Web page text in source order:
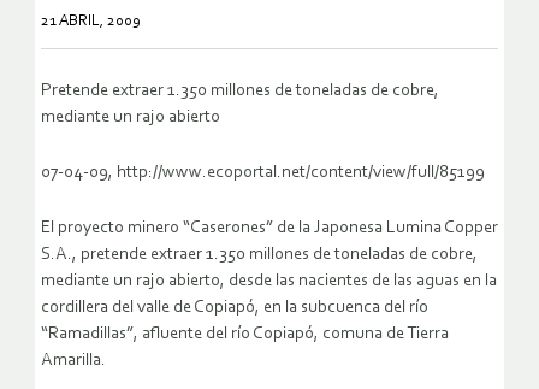
21 ABRIL, 2009
Pretende extraer 1.350 millones de toneladas de cobre,
mediante un rajo abierto
07-04-09, http://www.ecoportal.net/content/view/full/85199
El proyecto minero “Caserones” de la Japonesa Lumina Copper
S.A., pretende extraer 1.350 millones de toneladas de cobre,
mediante un rajo abierto, desde las nacientes de las aguas en la
cordillera del valle de Copiapó, en la subcuenca del río
“Ramadillas”, afluente del río Copiapó, comuna de Tierra
Amarilla.